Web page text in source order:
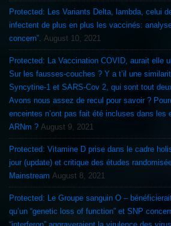
Protected: Les Variants Delta, lambda, celui
infectent de plus en plus les vaccinés:
concern”. August 10, 2021
Protected: La Vaccination COVID, aurait elle
Sur les fausses-couches ? Y a t’il une
Syncytine-1 et SARS-Cov 2, qui sont tout
Avons nous assez de recul pour savoir ?
enceintes n’ont pas fait été incluses dans les
ARNm ? August 9, 2021
Protected: Vitamine D prise dans le cadre
jour (update) et critique des études
Mainstream August 8, 2021
Protected: Le Groupe sanguin O –
qu’un “genetic loss of function” et SNP